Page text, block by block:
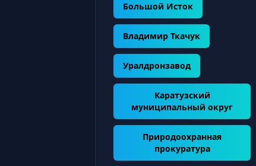
Большой Исток
Владимир Ткачук
Уралдронзавод
Каратузский
муниципальный округ
Природоохранная
прокуратура